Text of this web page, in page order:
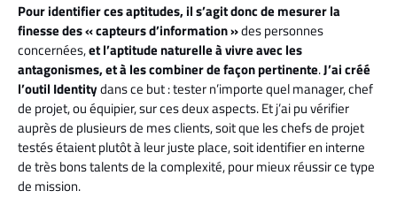
Pour identifier ces aptitudes, il s’agit donc de mesurer la
finesse des « capteurs d’information »des personnes
concernées,et l’aptitude naturelle à vivre avec les
antagonismes, et à les combiner de façon pertinente.J’ai créé
l’outil Identitydans ce but : tester n’importe quel manager, chef
de projet, ou équipier, sur ces deux aspects. Et j’ai pu vérifier
auprès de plusieurs de mes clients, soit que les chefs de projet
testés étaient plutôt à leur juste place, soit identifier en interne
de très bons talents de la complexité, pour mieux réussir ce type
de mission.